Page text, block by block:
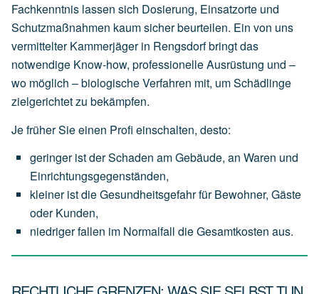
Fachkenntnis lassen sich Dosierung, Einsatzorte und
Schutzmaßnahmen kaum sicher beurteilen. Ein von uns
vermittelter Kammerjäger in Rengsdorf bringt das
notwendige Know-how, professionelle Ausrüstung und –
wo möglich – biologische Verfahren mit, um Schädlinge
zielgerichtet zu bekämpfen.
Je früher Sie einen Profi einschalten, desto:
geringer istderSchaden amGebäude, an Waren und
Einrichtungsgegenständen,
kleiner istdieGesundheitsgefahrfür Bewohner, Gäste
oder Kunden,
niedrigerfallen im Normalfall dieGesamtkosten aus.